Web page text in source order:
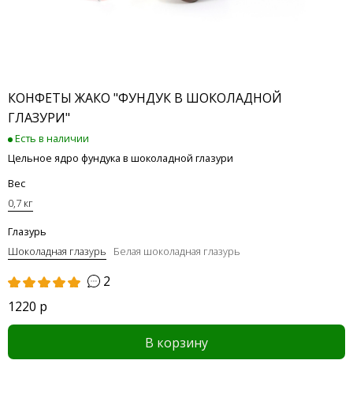
КОНФЕТЫ ЖАКО "ФУНДУК В ШОКОЛАДНОЙ
ГЛАЗУРИ"
Есть в наличии
Цельное ядро фундука в шоколадной глазури
Вес
0,7 кг
Глазурь
Шоколадная глазурь
Белая шоколадная глазурь
2
1220 р
В корзину